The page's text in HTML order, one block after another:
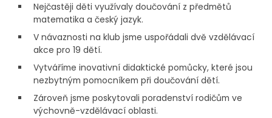
Nejčastěji děti využívaly doučování z předmětů
matematika a český jazyk.
V návaznosti na klub jsme uspořádali dvě vzdělávací
akce pro 19 dětí.
Vytváříme inovativní didaktické pomůcky, které jsou
nezbytným pomocníkem při doučování dětí.
Zároveň jsme poskytovali poradenství rodičům ve
výchovně-vzdělávací oblasti.